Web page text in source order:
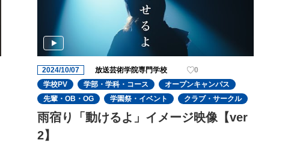
2024/10/07 放送芸術学院専門学校
0
学校PV
学部・学科・コース
オープンキャンパス
先輩・OB・OG
学園祭・イベント クラブ・サークル
雨宿り「動けるよ」イメージ映像【ver
2】